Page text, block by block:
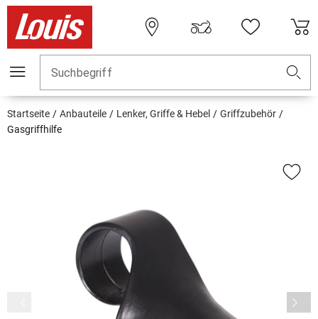
Suchbegriff
Startseite Anbauteile Lenker, Griffe & Hebel
Griffzubehör
Gasgriffhilfe